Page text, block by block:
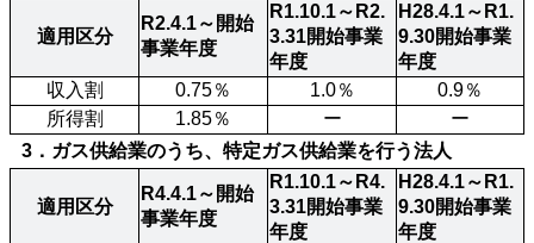
適用区分
R2.4.1～開始
事業年度
R1.10.1～R2.
3.31開始事業
年度
H28.4.1～R1.
9.30開始事業
年度
収入割
0.75％ 1.0％
0.9％
所得割
1.85％ ー
ー
3．ガス供給業のうち、特定ガス供給業を行う法人
適用区分
R4.4.1～開始
事業年度
R1.10.1～R4.
3.31開始事業
年度
H28.4.1～R1.
9.30開始事業
年度